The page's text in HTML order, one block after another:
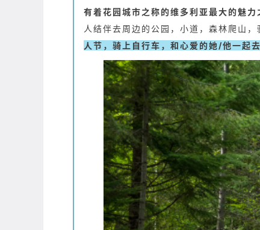
有着花园城市之称的维多利亚最大的魅
人结伴去周边的公园，小道，森林爬山
人节，骑上自行车，和心爱的她/他一起